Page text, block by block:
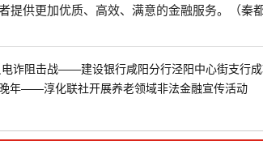
提供更加优质、高效、满意的金融服务。（秦
诈阻击战——建设银行咸阳分行泾阳中心街支行
年‍——淳化联社开展养老领域非法金融宣传活动